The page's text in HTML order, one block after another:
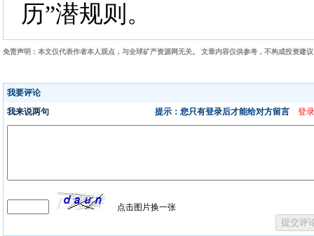
历”潜规则。
免责声明：本文仅代表作者本人观点，与全球矿产资源网无关。 文章内容仅供参考，不构成投资建